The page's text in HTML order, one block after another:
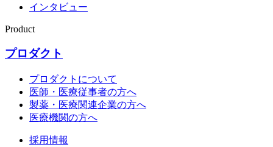
インタビュー
Product
プロダクト
プロダクトについて
医師・医療従事者の方へ
製薬・医療関連企業の方へ
医療機関の方へ
採用情報